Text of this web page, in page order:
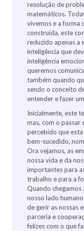
resolução de
matemáticos.
vivemos e a forma
construída, este
reduzido apenas a
inteligência que
inteligência
queremos
também quando
sendo o conceito
entender e fazer
Inicialmente, este
mas, com o
percebido que
bem-sucedido,
Ora vejamos, as
nossa vida e da
importantes para
trabalho e para a
Quando chegamos
nosso lado
de gerir as nossas
parceria e
felizes com o que